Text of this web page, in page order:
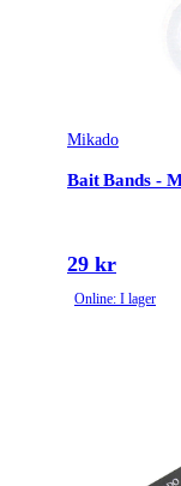
Mikado
Bait Bands -
29 kr
Online: I lager